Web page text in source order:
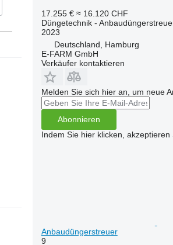
17.255 € ≈ 16.120 CHF
Düngetechnik -
2023
Deutschland, Hamburg
E-FARM GmbH
Verkäufer kontaktieren
Melden Sie sich hier an, um neue
Abonnieren
Indem Sie hier klicken, akzeptieren
Anbaudüngerstreuer
9